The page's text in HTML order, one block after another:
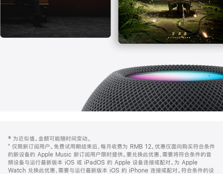
页
页
脚
注
‡ 为近似值。金额可能随时间变动。
⁺ 仅限新订阅用户。免费试用期结束后，每月收费为 RMB 12。优惠仅面向购买符合条件
的新设备的 Apple Music 新订阅用户限时提供。要兑换此优惠，需要将符合条件的音
频设备与运行最新版本 iOS 或 iPadOS 的 Apple 设备连接或配对。为 Apple
Watch 兑换此优惠，需要与运行最新版本 iOS 的 iPhone 连接或配对。符合条件的设